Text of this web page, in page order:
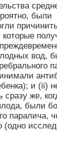
были
вод,
и (ii)
сразу же,
были
паралича,
(одно